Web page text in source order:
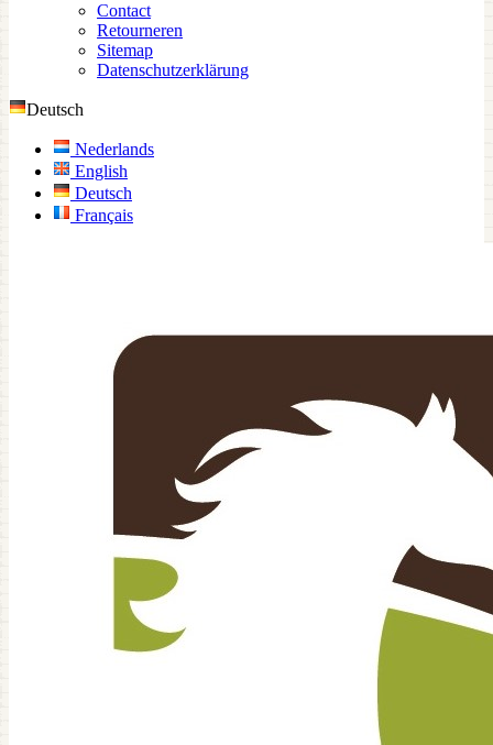
Contact
Retourneren
Sitemap
Datenschutzerklärung
Deutsch
Nederlands
English
Deutsch
Français